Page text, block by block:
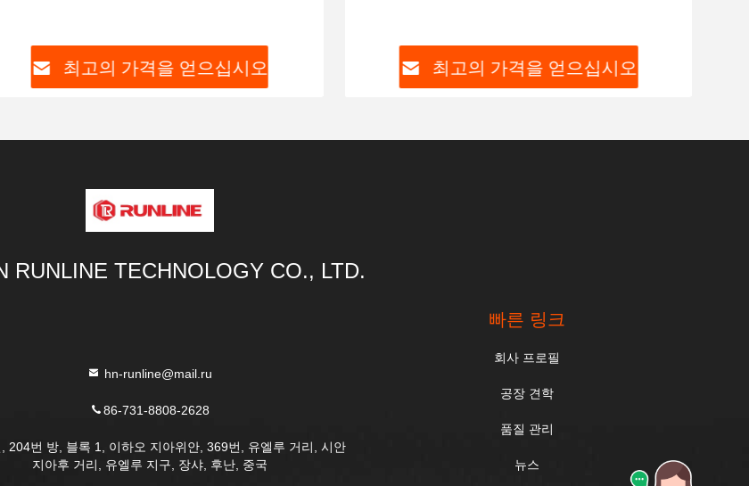
최고의 가격을 얻으십시오 최고의 가격을 얻으십시오
RUNLINE TECHNOLOGY CO., LTD.
hn-runline@mail.ru
86-731-8808-2628
204번 방, 블록 1, 이하오 지아위안, 369번, 유엘루 거리, 시안
지아후 거리, 유엘루 지구, 장샤, 후난, 중국
빠른 링크
회사 프로필
공장 견학
품질 관리
뉴스